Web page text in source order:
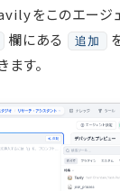
をこのエージ
欄にある 追加
す。